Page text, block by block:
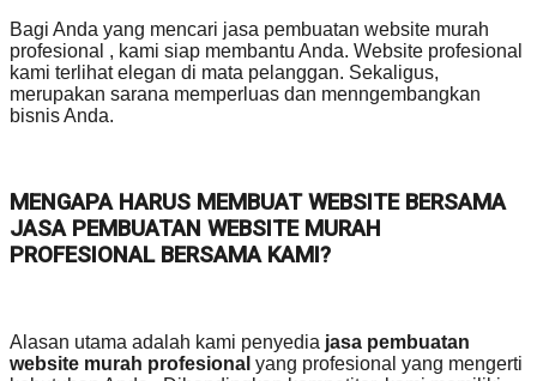
Bagi Anda yang mencari jasa pembuatan website murah
profesional , kami siap membantu Anda. Website profesional
kami terlihat elegan di mata pelanggan. Sekaligus,
merupakan sarana memperluas dan menngembangkan
bisnis Anda.
MENGAPA HARUS MEMBUAT WEBSITE BERSAMA
JASA PEMBUATAN WEBSITE MURAH
PROFESIONAL BERSAMA KAMI?
Alasan utama adalah kami penyedia jasa pembuatan
website murah profesional yang profesional yang mengerti